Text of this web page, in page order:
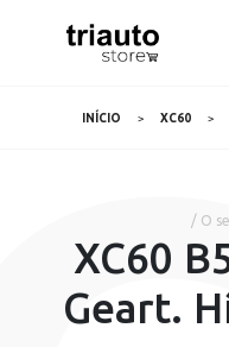
INÍCIO XC60
/ O
XC60
Geart.